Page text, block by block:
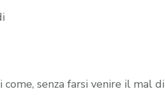
senza farsi venire il mal di